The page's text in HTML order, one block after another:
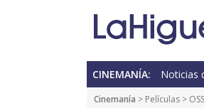
CINEMANÍA: Noticias
Cinemanía > Películas >